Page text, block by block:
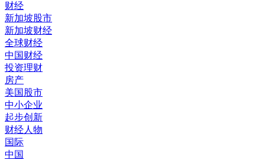
财经
新加坡股市
新加坡财经
全球财经
中国财经
投资理财
房产
美国股市
中小企业
起步创新
财经人物
国际
中国